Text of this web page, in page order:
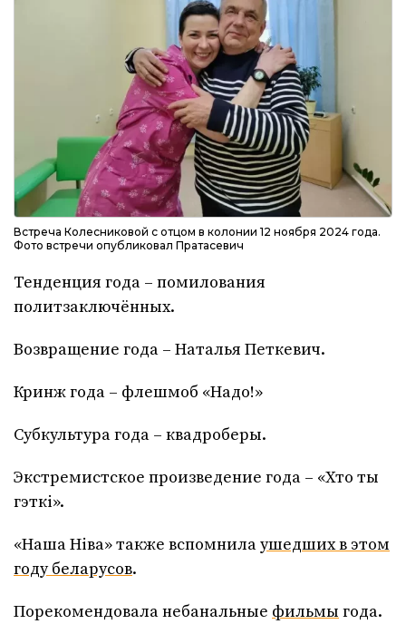
Встреча Колесниковой с отцом в колонии 12 ноября 2024 года.
Фото встречи опубликовал Пратасевич
Тенденция года – помилования
политзаключённых.
Возвращение года – Наталья Петкевич.
Кринж года – флешмоб «Надо!»
Субкультура года – квадроберы.
Экстремистское произведение года – «Хто ты
гэткі».
«Наша Ніва» также вспомнилаушедших в этом
году беларусов.
Порекомендовала небанальные фильмы года.